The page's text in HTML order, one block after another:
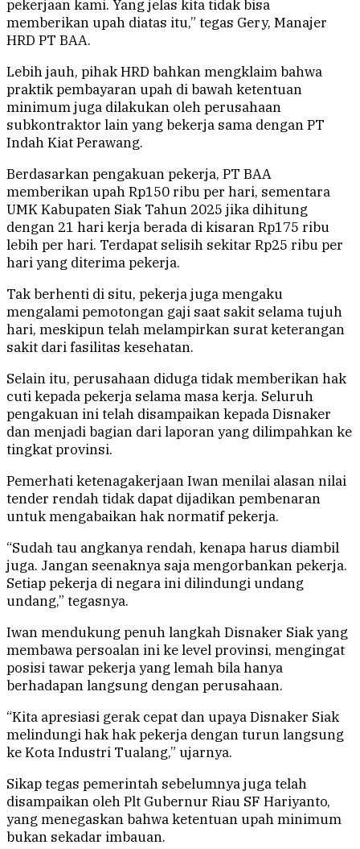
pekerjaan kami. Yang jelas kita tidak bisa
memberikan upah diatas itu,” tegas Gery, Manajer
HRD PT BAA.
Lebih jauh, pihak HRD bahkan mengklaim bahwa
praktik pembayaran upah di bawah ketentuan
minimum juga dilakukan oleh perusahaan
subkontraktor lain yang bekerja sama dengan PT
Indah Kiat Perawang.
Berdasarkan pengakuan pekerja, PT BAA
memberikan upah Rp150 ribu per hari, sementara
UMK Kabupaten Siak Tahun 2025 jika dihitung
dengan 21 hari kerja berada di kisaran Rp175 ribu
lebih per hari. Terdapat selisih sekitar Rp25 ribu per
hari yang diterima pekerja.
Tak berhenti di situ, pekerja juga mengaku
mengalami pemotongan gaji saat sakit selama tujuh
hari, meskipun telah melampirkan surat keterangan
sakit dari fasilitas kesehatan.
Selain itu, perusahaan diduga tidak memberikan hak
cuti kepada pekerja selama masa kerja. Seluruh
pengakuan ini telah disampaikan kepada Disnaker
dan menjadi bagian dari laporan yang dilimpahkan ke
tingkat provinsi.
Pemerhati ketenagakerjaan Iwan menilai alasan nilai
tender rendah tidak dapat dijadikan pembenaran
untuk mengabaikan hak normatif pekerja.
“Sudah tau angkanya rendah, kenapa harus diambil
juga. Jangan seenaknya saja mengorbankan pekerja.
Setiap pekerja di negara ini dilindungi undang
undang,” tegasnya.
Iwan mendukung penuh langkah Disnaker Siak yang
membawa persoalan ini ke level provinsi, mengingat
posisi tawar pekerja yang lemah bila hanya
berhadapan langsung dengan perusahaan.
“Kita apresiasi gerak cepat dan upaya Disnaker Siak
melindungi hak hak pekerja dengan turun langsung
ke Kota Industri Tualang,” ujarnya.
Sikap tegas pemerintah sebelumnya juga telah
disampaikan oleh Plt Gubernur Riau SF Hariyanto,
yang menegaskan bahwa ketentuan upah minimum
bukan sekadar imbauan.